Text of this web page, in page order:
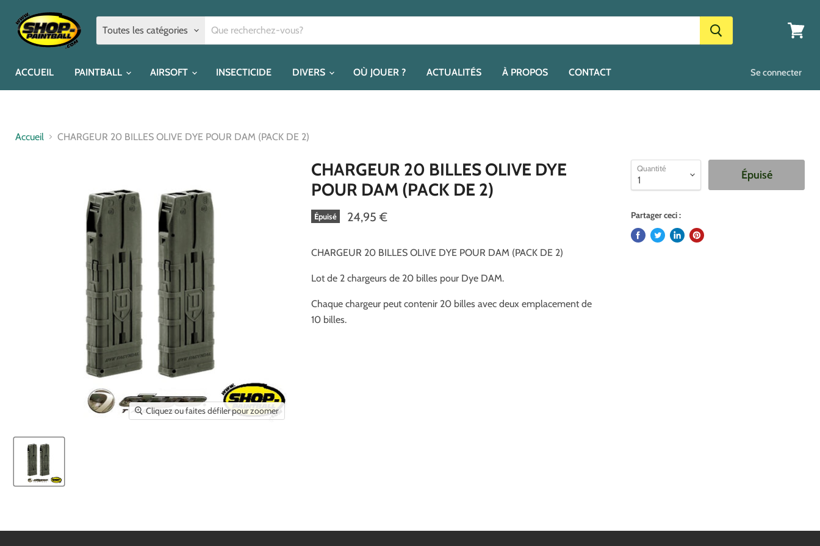
Toutes les catégories
ACCUEIL PAINTBALL AIRSOFT INSECTICIDE DIVERS OÙ JOUER ? ACTUALITÉS À PROPOS CONTACT Se connecter
Accueil CHARGEUR 20 BILLES OLIVE DYE POUR DAM (PACK DE 2)
Cliquez ou faites défiler pour zoomer
CHARGEUR 20 BILLES OLIVE DYE
POUR DAM (PACK DE 2)
Épuisé 24,95 €
CHARGEUR 20 BILLES OLIVE DYE POUR DAM (PACK DE 2)
Lot de 2 chargeurs de 20 billes pour Dye DAM.
Chaque chargeur peut contenir 20 billes avec deux emplacement de
10 billes.
Quantité Épuisé
Partager ceci :